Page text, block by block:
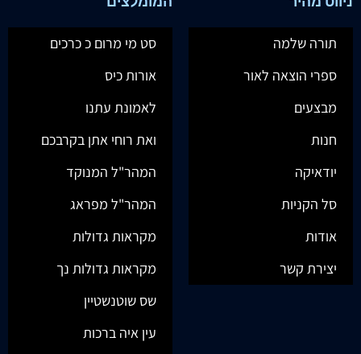
תורה שלמה
ספרי הוצאה לאור
מבצעים
חנות
יודאיקה
סל הקניות
אודות
יצירת קשר
סט מי מרום כ כרכים
אורות כיס
לאמונת עתנו
ואת רוחי אתן בקרבכם
המהר"ל המנוקד
המהר"ל מפראג
מקראות גדולות
מקראות גדולות נך
שס שוטנשטיין
עין איה ברכות